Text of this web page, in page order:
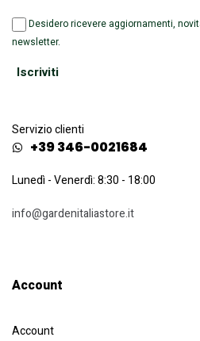
Desidero ricevere aggiornamenti,
newsletter.
Servizio clienti
+39 346-0021684
Lunedì - Venerdì: 8:30 - 18:00
info@gardenitaliastore.it
Account​
Account